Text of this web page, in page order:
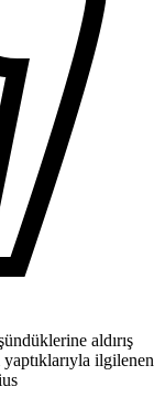
aldırış
ilgilenen